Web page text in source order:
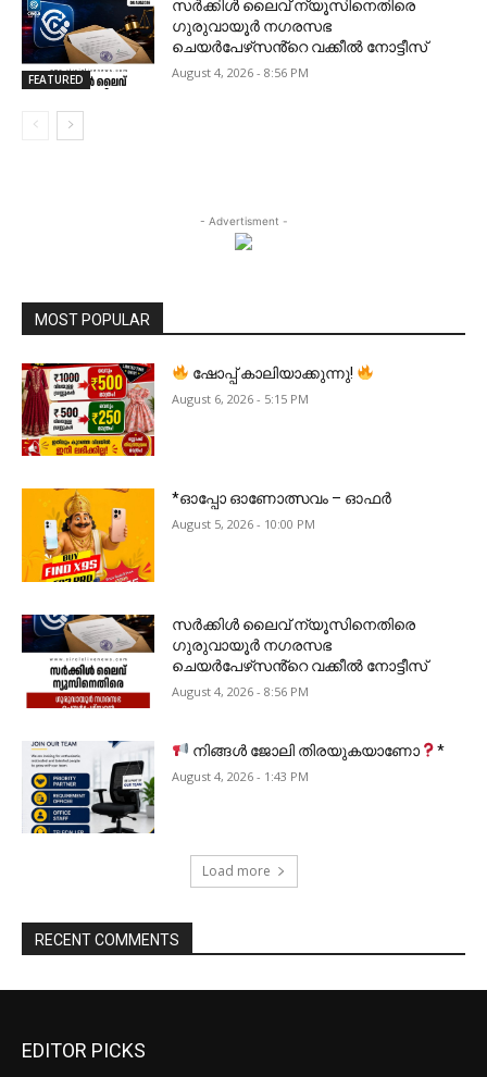
FEATURED
സർക്കിൾ ലൈവ് ന്യൂസിനെതിരെ
ഗുരുവായൂർ നഗരസഭ
ചെയർപേഴ്‌സൻ്റെ വക്കീൽ നോട്ടീസ്
August 4, 2026 - 8:56 PM
- Advertisment -
MOST POPULAR
ഷോപ്പ് കാലിയാക്കുന്നു!
August 6, 2026 - 5:15 PM
*ഓപ്പോ ഓണോത്സവം – ഓഫർ
August 5, 2026 - 10:00 PM
സർക്കിൾ ലൈവ് ന്യൂസിനെതിരെ
ഗുരുവായൂർ നഗരസഭ
ചെയർപേഴ്‌സൻ്റെ വക്കീൽ നോട്ടീസ്
August 4, 2026 - 8:56 PM
നിങ്ങൾ ജോലി തിരയുകയാണോ *
August 4, 2026 - 1:43 PM
Load more
RECENT COMMENTS
EDITOR PICKS